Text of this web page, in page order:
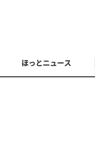
ほっとニュース